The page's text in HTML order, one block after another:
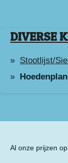
DIVERSE
Stootlijst/
Al onze prijzen